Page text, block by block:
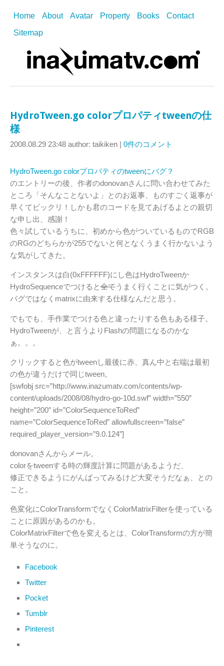
Home About Avatar Property Books
Contact
Sitemap
HydroTween.go colorプロパティtweenの仕
様
2008.08.29 23:48 author: taikiken | 0件のコメント
HydroTween.go colorプロパティのtweenにバグ？
のエントリーの後、作者のdonovanさんに問い合わせてみた
ところ「そんなことないよ」とのお返事、ものすごく返事が
早くてビックリ！しかも君のコードを見てあげるよとの親切
な申し出、感謝！
色々試しているうちに、初めから色がついているものでRGB
のRGのどちらかが255でないと何となくうまく行かないよう
な気がしてきた。
インスタンスは白(0xFFFFFF)にし色はHydroTweenか
HydroSequenceでつけると全てうまく行くことに気がつく。
バグではなくmatrixに由来する仕様なんだと思う。
でもでも、手作業でつける色と違ったりする色もある様子。
HydroTweenが、と言うよりFlashの問題になるのかな
ぁ。。。
クリックすると色がtweenし最後に赤、真ん中と右端は最初
の色が違うだけで同じtween。
[swfobj src=”http://www.inazumatv.com/contents/wp-
content/uploads/2008/08/hydro-go-10d.swf” width=”550″
height=”200″ id=”ColorSequenceToRed”
name=”ColorSequenceToRed” allowfullscreen=”false”
required_player_version=”9.0.124″]
donovanさんからメール。
colorをtweenする時の輝度計算に問題があるようだ、
修正できるようにがんばってみるけど大変そうだなぁ、との
こと。
色変化にColorTransformでなくColorMatrixFilterを使っている
ことに原因があるのかも。
ColorMatrixFilterで色を変えるとは、ColorTransformの方が簡
単そうなのに。
Facebook
Twitter
Pocket
Tumblr
Pinterest